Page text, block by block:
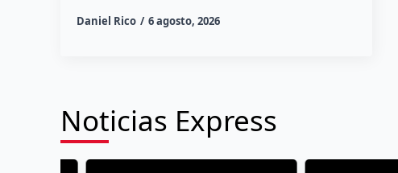
Daniel Rico 6 agosto, 2026
Noticias Express